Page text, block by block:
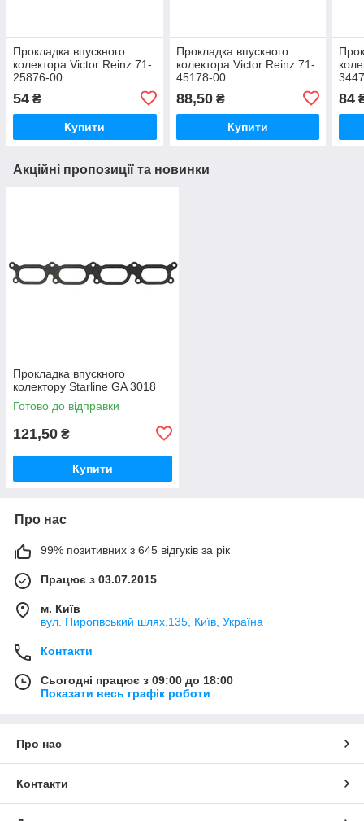
Прокладка впускного
колектора Victor Reinz 71-
25876-00
54 ₴
Купити
Прокладка впускного
колектора Victor Reinz 71-
45178-00
88,50₴
Купити
84
Акційні пропозиції та новинки
Прокладка впускного
колектору Starline GA 3018
Готово до відправки
121,50 ₴
Купити
Про нас
99% позитивних з 645 відгуків за рік
Працює з 03.07.2015
м. Київ
вул. Пирогівський шлях,135, Київ, Україна
Контакти
Сьогодні працює з 09:00 до 18:00
Показати весь графік роботи
Про нас
Контакти